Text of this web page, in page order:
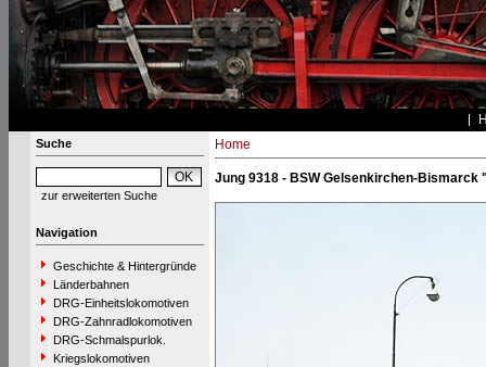
Suche
zur erweiterten Suche
Navigation
Geschichte & Hintergründe
Länderbahnen
DRG-Einheitslokomotiven
DRG-Zahnradlokomotiven
DRG-Schmalspurlok.
Kriegslokomotiven
Home
Jung 9318 - BSW Gelsenkirchen-Bismarck